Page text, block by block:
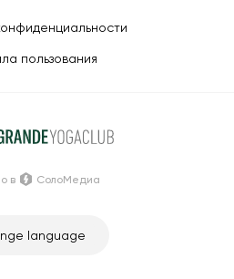
пользования
language
в СолоМедиа